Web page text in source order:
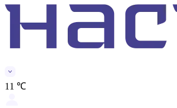
11 ℃